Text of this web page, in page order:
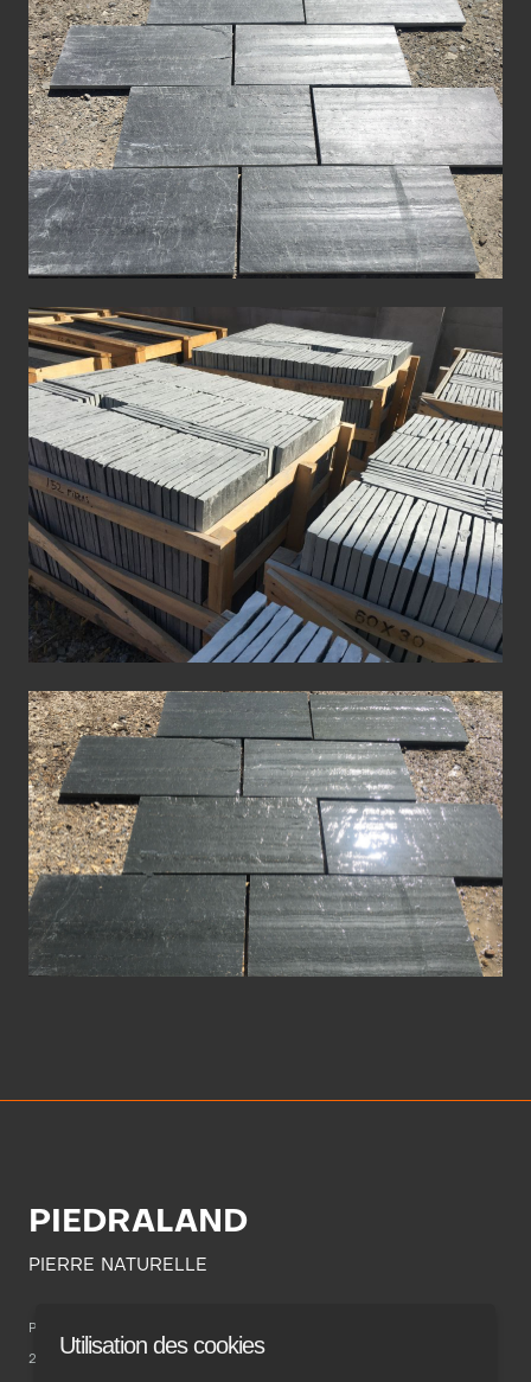
PIEDRALAND
PIERRE NATURELLE
POL. INDUSTRIAL CAMPONARAYA
24410 Ponferrada
Utilisation des cookies